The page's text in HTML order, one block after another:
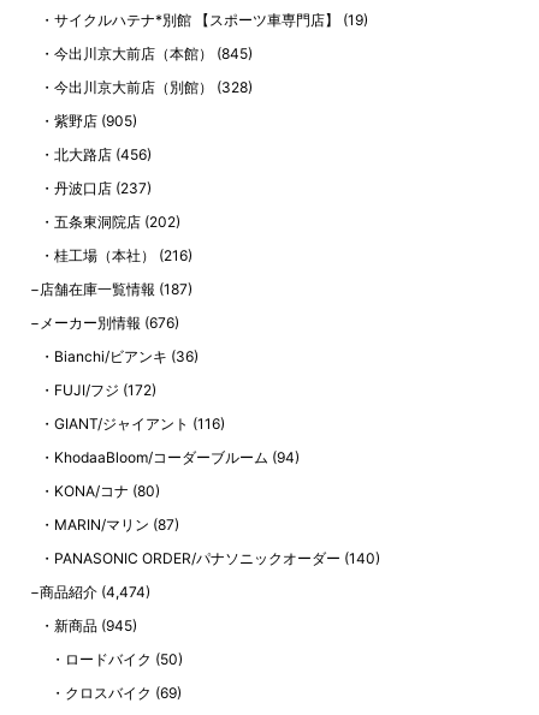
サイクルハテナ*別館 【スポーツ車専門店】
(19)
今出川京大前店（本館）
(845)
今出川京大前店（別館）
(328)
紫野店 (905)
北大路店 (456)
丹波口店 (237)
五条東洞院店 (202)
桂工場（本社）
(216)
店舗在庫一覧情報 (187)
メーカー別情報 (676)
Bianchi/ビアンキ (36)
FUJI/フジ (172)
GIANT/ジャイアント (116)
KhodaaBloom/コーダーブルーム (94)
KONA/コナ (80)
MARIN/マリン (87)
PANASONIC ORDER/パナソニックオーダー (140)
商品紹介 (4,474)
新商品 (945)
ロードバイク (50)
クロスバイク (69)